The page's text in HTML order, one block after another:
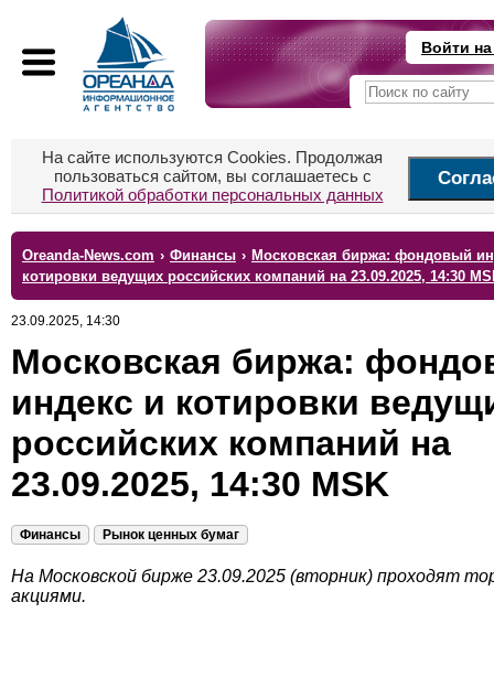
Войти
На сайте используются Cookies. Продолжая
пользоваться сайтом, вы соглашаетесь с
Политикой обработки персональных данных
Oreanda-News.com › Финансы › Московская биржа: фондовый
котировки ведущих российских компаний на 23.09.2025, 14:30
23.09.2025, 14:30
Московская биржа:
индекс и котировки
российских компаний на
23.09.2025, 14:30 MSK
Финансы Рынок ценных бумаг
На Московской бирже 23.09.2025 (вторник) проходят
акциями.